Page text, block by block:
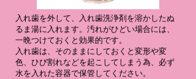
入れ歯を外して、入れ歯洗浄剤を溶かしたぬ
るま湯に入れます。汚れがひどい場合には、
一晩つけておくと効果的です。
入れ歯は、そのままにしておくと変形や変
色、ひび割れなどを起こしてしまう為、必ず
水を入れた容器で保管してください。